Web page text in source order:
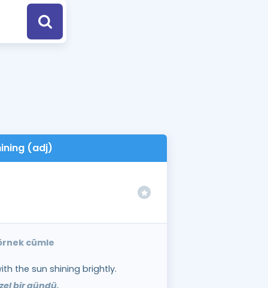
Tek Takvimde
Sınavlarla İlgili Haberler
(adj)
cümle
the sun shining brightly.
bir gündü.